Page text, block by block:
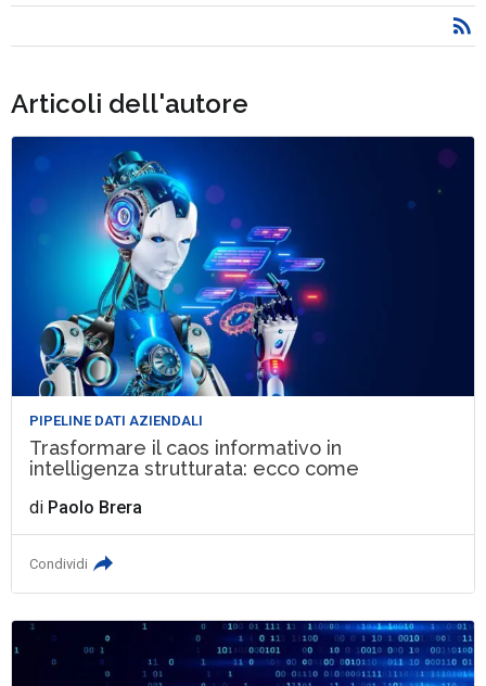
Articoli dell'autore
PIPELINE DATI AZIENDALI
Trasformare il caos informativo in
intelligenza strutturata: ecco come
di Paolo Brera
Condividi